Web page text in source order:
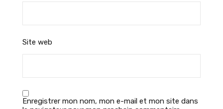
Site web
Enregistrer mon nom, mon e-mail et mon site dans